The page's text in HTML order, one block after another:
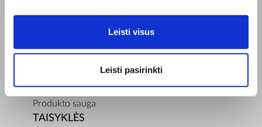
Leisti visus
Leisti pasirinkti
Bioptron.lt
Susisiekite su mumis
Produkto sauga
TAISYKLĖS